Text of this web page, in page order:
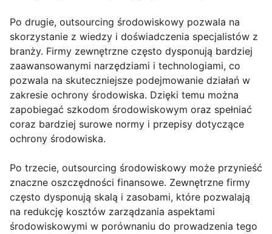
Po drugie, outsourcing środowiskowy pozwala na
skorzystanie z wiedzy i doświadczenia specjalistów z
branży. Firmy zewnętrzne często dysponują bardziej
zaawansowanymi narzędziami i technologiami, co
pozwala na skuteczniejsze podejmowanie działań w
zakresie ochrony środowiska. Dzięki temu można
zapobiegać szkodom środowiskowym oraz spełniać
coraz bardziej surowe normy i przepisy dotyczące
ochrony środowiska.
Po trzecie, outsourcing środowiskowy może przynieść
znaczne oszczędności finansowe. Zewnętrzne firmy
często dysponują skalą i zasobami, które pozwalają
na redukcję kosztów zarządzania aspektami
środowiskowymi w porównaniu do prowadzenia tego